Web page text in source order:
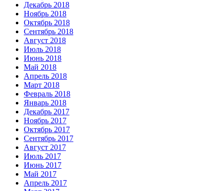
Декабрь 2018
Ноябрь 2018
Октябрь 2018
Сентябрь 2018
Август 2018
Июль 2018
Июнь 2018
Май 2018
Апрель 2018
Март 2018
Февраль 2018
Январь 2018
Декабрь 2017
Ноябрь 2017
Октябрь 2017
Сентябрь 2017
Август 2017
Июль 2017
Июнь 2017
Май 2017
Апрель 2017